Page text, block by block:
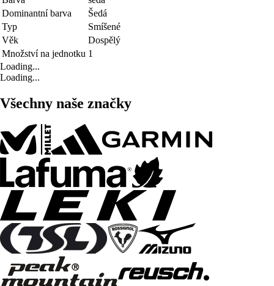
Dominantní barva
Šedá
Typ
Smíšené
Věk
Dospělý
Množství na jednotku 1
Loading...
Loading...
Všechny naše značky